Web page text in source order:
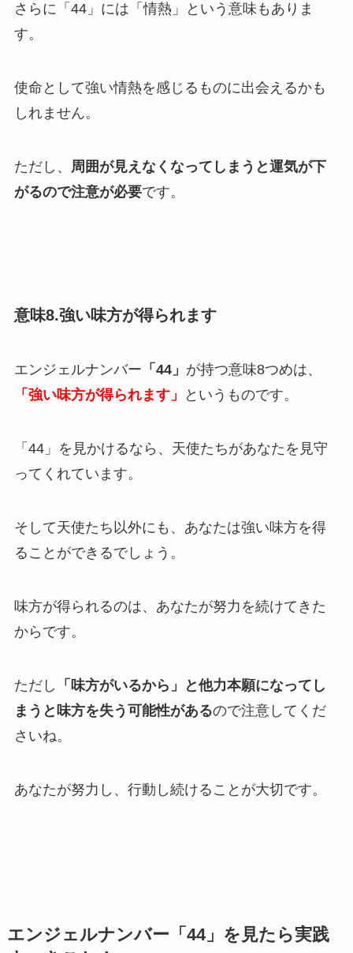
さらに「44」には「情熱」という意味もありま
す。
使命として強い情熱を感じるものに出会えるかも
しれません。
ただし、 周囲が見えなくなってしまうと運気が下
がるので注意が必要です。
意味8.強い味方が得られます
エンジェルナンバー 「44」 が持つ意味8つめは、
「強い味方が得られます」
というものです。
「44」を見かけるなら、天使たちがあなたを見守
ってくれています。
そして天使たち以外にも、あなたは強い味方を得
ることができるでしょう。
味方が得られるのは、あなたが努力を続けてきた
からです。
ただし
「味方がいるから」と他力本願になってし
まうと味方を失う可能性があるので注意してくだ
さいね。
あなたが努力し、行動し続けることが大切です。
エンジェルナンバー「44」を見たら実践